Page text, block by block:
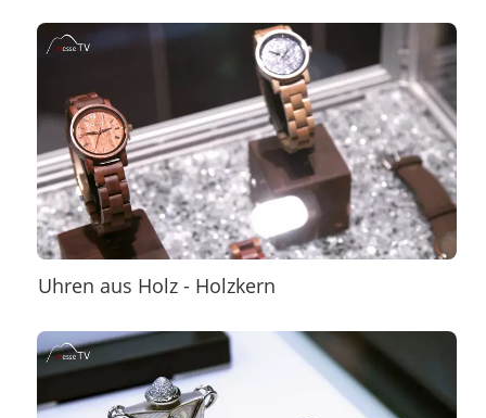
Uhren aus Holz - Holzkern